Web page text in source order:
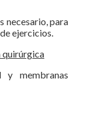
necesario, para
ejercicios.
quirúrgica
y membranas